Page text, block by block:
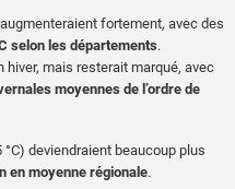
augmenteraient fortement, avec des
selon les départements.
mais resterait marqué, avec
moyennes de l’ordre de
°C) deviendraient beaucoup plus
en moyenne régionale.